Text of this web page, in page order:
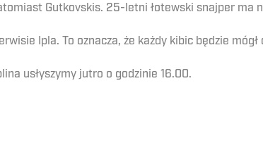
Gutkovskis. 25-letni łotewski snajper ma
Ipla. To oznacza, że każdy kibic będzie mógł
usłyszymy jutro o godzinie 16.00.